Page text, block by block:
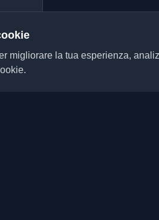
migliorare la tua esperienza,